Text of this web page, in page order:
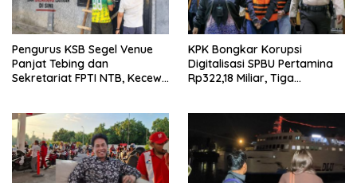
Pengurus KSB Segel Venue
Panjat Tebing dan
Sekretariat FPTI NTB, Kecewa
KPK Bongkar Korupsi
Digitalisasi SPBU Pertamina
Rp322,18 Miliar, Tiga